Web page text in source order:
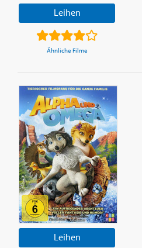
Leihen
Ähnliche Filme
Leihen